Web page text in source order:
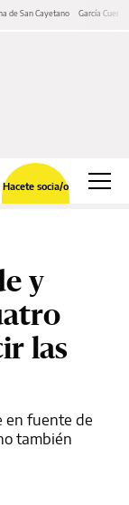
de San Cayetano García Cuerva
Hacete socia/o
y
las
en fuente de
también